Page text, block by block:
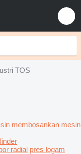
TOS
membosankan mesin
radial pres logam